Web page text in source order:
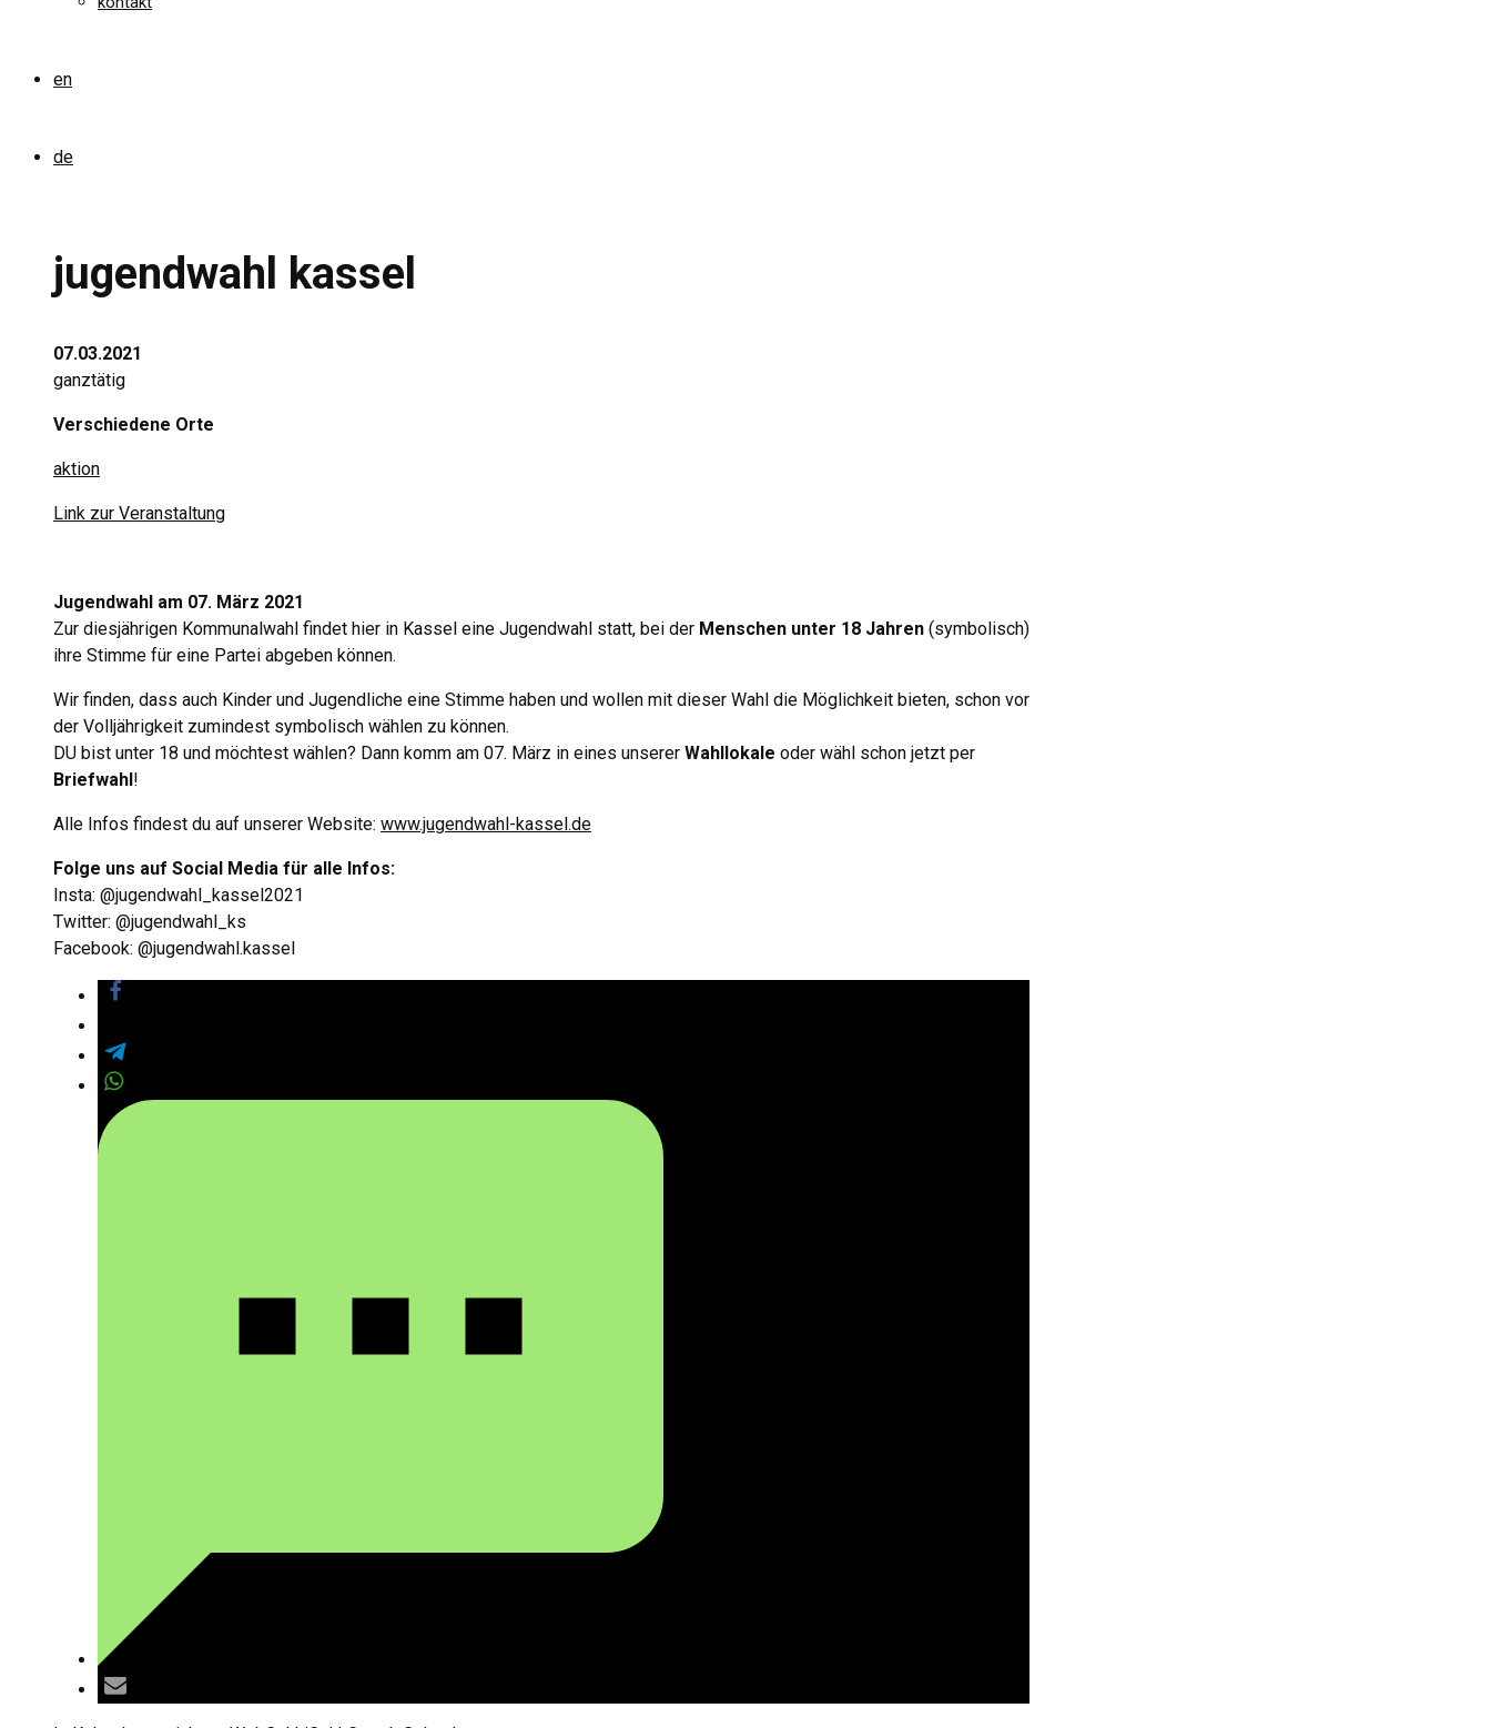
en
de
jugendwahl kassel
07.03.2021
ganztätig
Verschiedene Orte
aktion
Link zur Veranstaltung
Jugendwahl am 07. März 2021
Zur diesjährigen Kommunalwahl findet hier in Kassel eine Jugendwahl statt, bei der Menschen unter 18 Jahren (symbolisch)
ihre Stimme für eine Partei abgeben können.
Wir finden, dass auch Kinder und Jugendliche eine Stimme haben und wollen mit dieser Wahl die Möglichkeit bieten, schon vor
der Volljährigkeit zumindest symbolisch wählen zu können.
DU bist unter 18 und möchtest wählen? Dann komm am 07. März in eines unserer Wahllokale oder wähl schon jetzt per
Briefwahl!
Alle Infos findest du auf unserer Website: www.jugendwahl-kassel.de
Folge uns auf Social Media für alle Infos:
Insta: @jugendwahl_kassel2021
Twitter: @jugendwahl_ks
Facebook: @jugendwahl.kassel